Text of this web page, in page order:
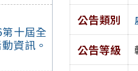
十屆全
資訊。
公告類別
公告等級